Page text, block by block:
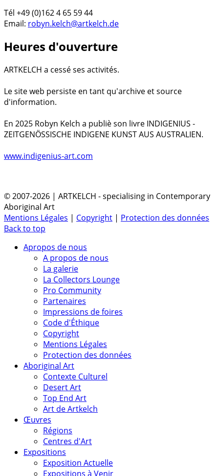
Tél +49 (0)162 4 65 59 44
Email: robyn.kelch@artkelch.de
Heures d'ouverture
ARTKELCH a cessé ses activités.
Le site web persiste en tant qu'archive et source
d'information.
En 2025 Robyn Kelch a publiè son livre INDIGENIUS -
ZEITGENÖSSISCHE INDIGENE KUNST AUS AUSTRALIEN.
www.indigenius-art.com
© 2007-2026 | ARTKELCH - specialising in Contemporary
Aboriginal Art
Mentions Légales | Copyright | Protection des données
Back to top
Apropos de nous
A propos de nous
La galerie
La Collectors Lounge
Pro Community
Partenaires
Impressions de foires
Code d'Éthique
Copyright
Mentions Légales
Protection des données
Aboriginal Art
Contexte Culturel
Desert Art
Top End Art
Art de Artkelch
Œuvres
Régions
Centres d'Art
Expositions
Exposition Actuelle
Expositions à Venir